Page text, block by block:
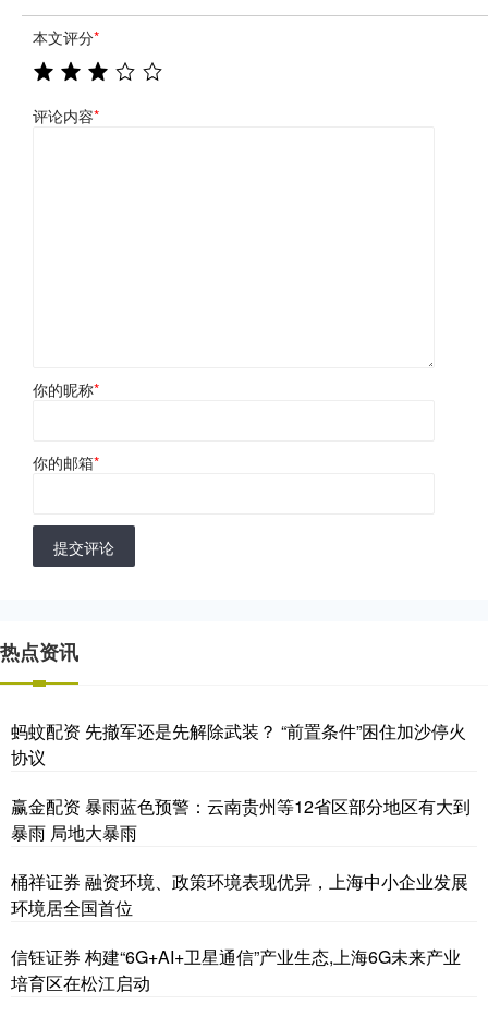
本文评分*
评论内容*
你的昵称*
你的邮箱*
提交评论
热点资讯
蚂蚊配资 先撤军还是先解除武装？ “前置条件”困住加沙停火
协议
赢金配资 暴雨蓝色预警：云南贵州等12省区部分地区有大到
暴雨 局地大暴雨
桶祥证券 融资环境、政策环境表现优异，上海中小企业发展
环境居全国首位
信钰证券 构建“6G+AI+卫星通信”产业生态,上海6G未来产业
培育区在松江启动